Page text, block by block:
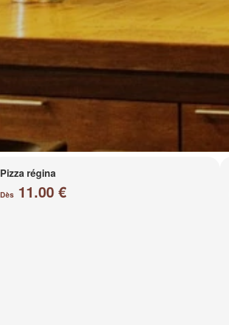
Pizza régina
Dès11.00 €